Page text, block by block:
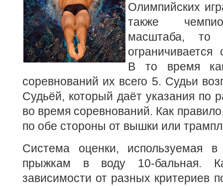
Олимпийских
также
масштаба, то
В то время
соревнований их всего 5. Судьи
Судьёй, который даёт указания по
во время соревнований. Как
по обе стороны от вышки или
Система оценки, используемая в
прыжкам в воду 10-бальная.
зависимости от разных критериев